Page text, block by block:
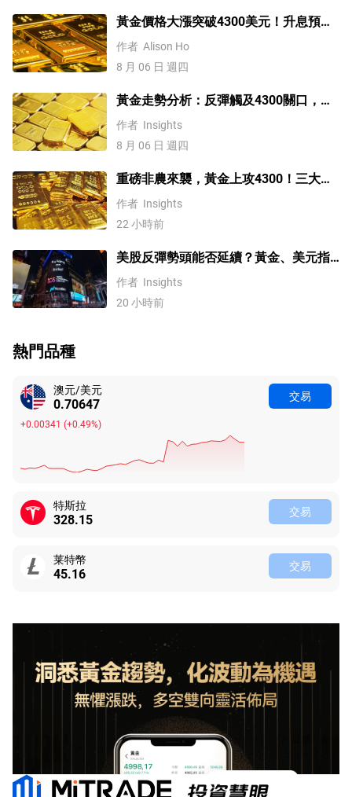
黃金價格大漲突破4300美元！升息預期
降溫疊加央行購金，未來持續漲？
作者 Alison Ho
8 月 06 日 週四
黃金走勢分析：反彈觸及4300關口，
「雙底」確立劍指這一目標！
作者 Insights
8 月 06 日 週四
重磅非農來襲，黃金上攻4300！三大因
素預示金價升勢有望延續
作者 Insights
22 小時前
美股反彈勢頭能否延續？黃金、美元指
數、費半指數、納指100技術分析
作者 Insights
20 小時前
熱門品種
澳元/美元
0.70647
+0.00341 (+0.49%)
交易
特斯拉
328.15 交易
莱特幣
45.16 交易